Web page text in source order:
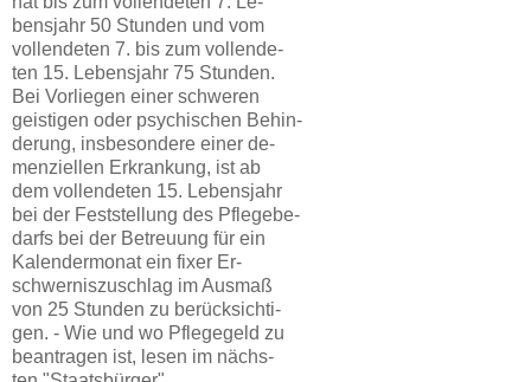
bensjahr 50 Stunden und vom
vollendeten 7. bis zum vollende-
ten 15. Lebensjahr 75 Stunden.
Bei Vorliegen einer schweren
geistigen oder psychischen Behin-
derung, insbesondere einer de-
menziellen Erkrankung, ist ab
dem vollendeten 15. Lebensjahr
bei der Feststellung des Pflegebe-
darfs bei der Betreuung für ein
Kalendermonat ein fixer Er-
schwerniszuschlag im Ausmaß
von 25 Stunden zu berücksichti-
gen. - Wie und wo Pflegegeld zu
beantragen ist, lesen im nächs-